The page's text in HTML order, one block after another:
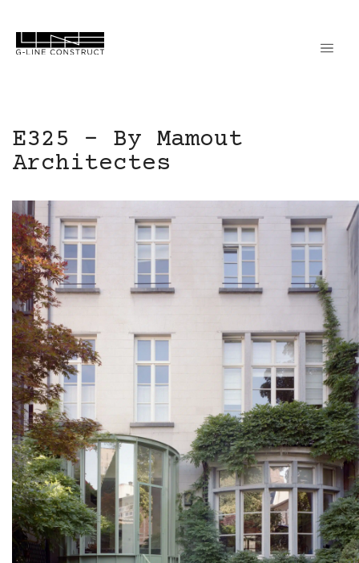
E325 – By Mamout
Architectes